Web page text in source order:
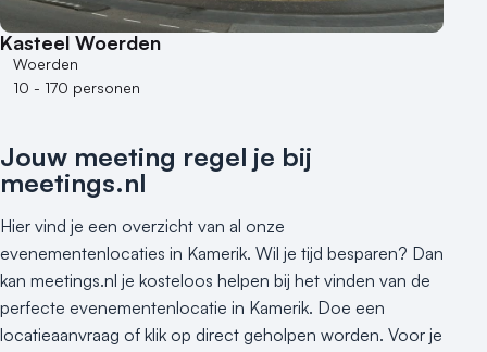
50 - 100 personen
100 - 250 personen
250 - 500 personen
Buitenlocatie
Groene locatie
Heisessie
Hotel
Hybride events
Kasteel Woerden
Woerden
10 - 170 personen
Jouw meeting regel je bij
meetings.nl
Hier vind je een overzicht van al onze
evenementenlocaties in Kamerik. Wil je tijd besparen? Dan
kan meetings.nl je kosteloos helpen bij het vinden van de
perfecte evenementenlocatie in Kamerik. Doe een
locatieaanvraag of klik op direct geholpen worden. Voor je